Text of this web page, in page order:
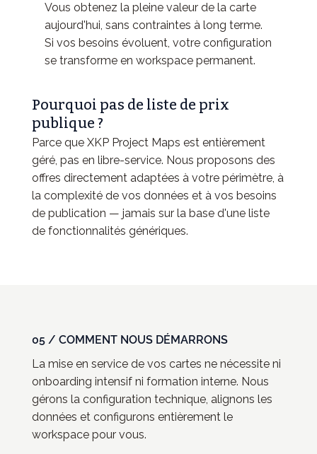
Vous obtenez la pleine valeur de la carte
aujourd'hui, sans contraintes à long terme.
Si vos besoins évoluent, votre configuration
se transforme en workspace permanent.
Pourquoi pas de liste de prix
publique ?
Parce que XKP Project Maps est entièrement
géré, pas en libre-service. Nous proposons des
offres directement adaptées à votre périmètre, à
la complexité de vos données et à vos besoins
de publication — jamais sur la base d'une liste
de fonctionnalités génériques.
05 / COMMENT NOUS DÉMARRONS
La mise en service de vos cartes ne nécessite ni
onboarding intensif ni formation interne. Nous
gérons la configuration technique, alignons les
données et configurons entièrement le
workspace pour vous.